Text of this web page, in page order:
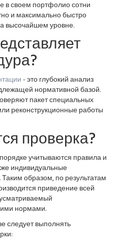
в своем портфолио сотни
и максимально быстро
высочайшем уровне.
- это глубокий анализ
нормативной базой.
пакет специальных
реконструкционные работы
проверка?
учитываются правила и
индивидуальные
Таким образом, по результатам
приведение всей
нормами.
следует выполнять